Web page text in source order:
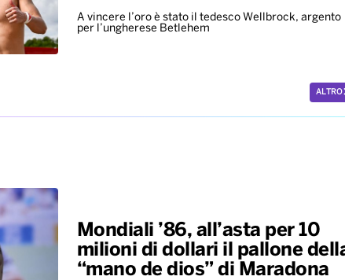
A vincere l’oro è stato il tedesco Wellbrock, argento
per l’ungherese Betlehem
ALTRO
Mondiali ’86, all’asta per 10
milioni di dollari il pallone
“mano de dios” di Maradona